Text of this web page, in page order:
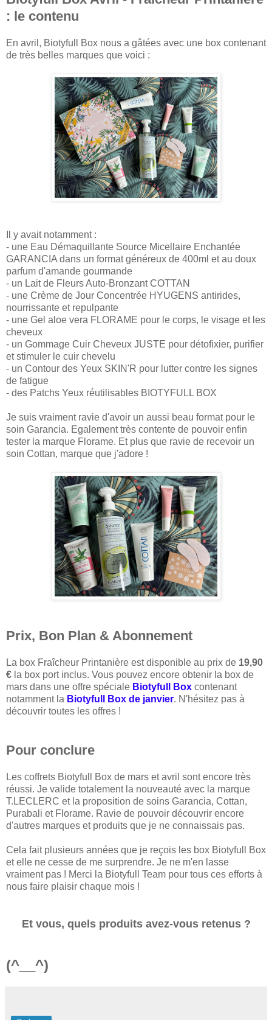
: le contenu
En avril, Biotyfull Box nous a gâtées avec une box contenant
de très belles marques que voici :
Il y avait notamment :
- une Eau Démaquillante Source Micellaire Enchantée
GARANCIA dans un format généreux de 400ml et au doux
parfum d'amande gourmande
- un Lait de Fleurs Auto-Bronzant COTTAN
- une Crème de Jour Concentrée HYUGENS antirides,
nourrissante et repulpante
- une Gel aloe vera FLORAME pour le corps, le visage et les
cheveux
- un Gommage Cuir Cheveux JUSTE pour détofixier, purifier
et stimuler le cuir chevelu
- un Contour des Yeux SKIN'R pour lutter contre les signes
de fatigue
- des Patchs Yeux réutilisables BIOTYFULL BOX
Je suis vraiment ravie d'avoir un aussi beau format pour le
soin Garancia. Egalement très contente de pouvoir enfin
tester la marque Florame. Et plus que ravie de recevoir un
soin Cottan, marque que j'adore !
Prix, Bon Plan & Abonnement
La box Fraîcheur Printanière est disponible au prix de 19,90
€ la box port inclus. Vous pouvez encore obtenir la box de
mars dans une offre spéciale Biotyfull Box contenant
notamment la Biotyfull Box de janvier. N'hésitez pas à
découvrir toutes les offres !
Pour conclure
Les coffrets Biotyfull Box de mars et avril sont encore très
réussi. Je valide totalement la nouveauté avec la marque
T.LECLERC et la proposition de soins Garancia, Cottan,
Purabali et Florame. Ravie de pouvoir découvrir encore
d'autres marques et produits que je ne connaissais pas.
Cela fait plusieurs années que je reçois les box Biotyfull Box
et elle ne cesse de me surprendre. Je ne m'en lasse
vraiment pas ! Merci la Biotyfull Team pour tous ces efforts à
nous faire plaisir chaque mois !
Et vous, quels produits avez-vous retenus ?
(^__^)